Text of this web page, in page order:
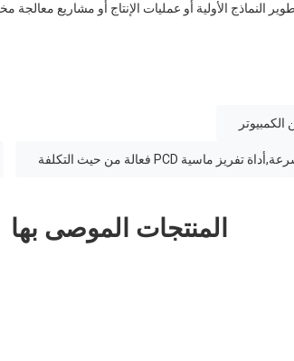
المنتجات الموصى بها